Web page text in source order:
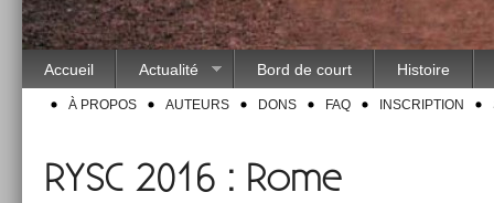
Accueil Actualité Bord de court Histoire
À PROPOS AUTEURS DONS FAQ INSCRIPTION
RYSC 2016 : Rome